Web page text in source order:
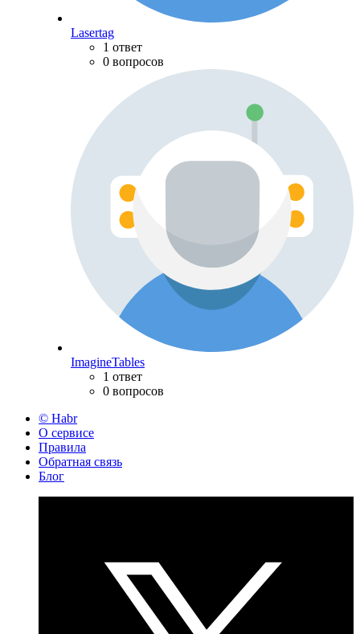
Lasertag
1 ответ
0 вопросов
ImagineTables
1 ответ
0 вопросов
© Habr
О сервисе
Правила
Обратная связь
Блог